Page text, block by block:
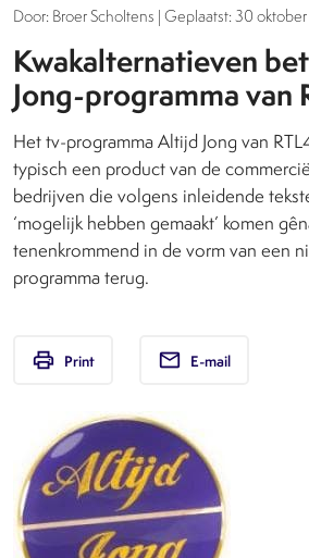
Door: Broer Scholtens | Geplaatst: 30
Kwakalternatieven
Jong-programma van
Het tv-programma Altijd Jong van
typisch een product van de
bedrijven die volgens inleidende
‘mogelijk hebben gemaakt’ komen
tenenkrommend in de vorm van een
programma terug.
print Print email E-mail